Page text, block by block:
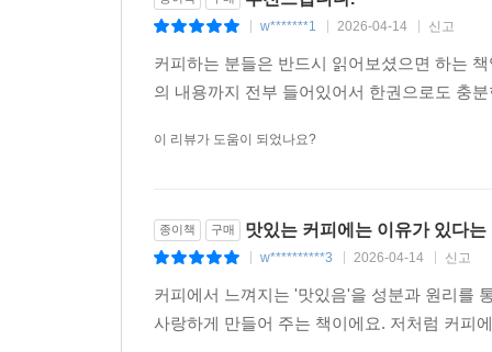
w*******1 2026-04-14 신고
커피하는 분들은 반드시 읽어보셨으면 하는
의 내용까지 전부 들어있어서 한권으로도 충
이 리뷰가 도움이 되었나요?
종이책 구매 맛있는 커피에는 이유가 있다
w**********3 2026-04-14 신고
커피에서 느껴지는 '맛있음'을 성분과 원리를
사랑하게 만들어 주는 책이에요. 저처럼 커피